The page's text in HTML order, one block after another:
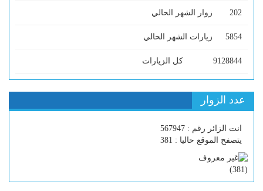
202 زوار الشهر الحالي
5854 زيارات الشهر الحالي
9128844 كل الزيارات
عدد الزوار
انت الزائر رقم : 567947
يتصفح الموقع حاليا : 381
(
381
)